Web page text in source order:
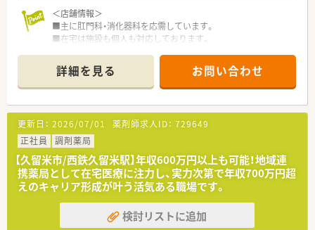
＜学べる研修制度＞
■外来がん認定薬剤師や漢方専門薬剤師も在籍しています。
■外来がん認定、糖尿病や在宅をケアする専門薬剤師を育てるプ
ロジェクトを開始し、勉強会や社内研修、学会参加、病院研修な
ど「ながら研修」で参加が可能です。
■外来がん専門薬剤師2名による薬剤師を鍛える「マッスル研
修」、専属薬剤師による「漢方研修」、各店舗持ち回りで実施する
「専門科目研修」などがあります。
＜店舗情報＞
■主に肛門科・消化器科を応需しています。
■在宅は施設も個人も対応しております。
■処方箋50枚/日を薬剤師2名で対応しており余裕ある体制で
す。
■棚はよく薬が出る順になっております
■バーコードリーダーで読み取ってピッキングする流れです（全
店舗）
＜管理未経験の方も歓迎＞
■管理薬剤師未経験も方も歓迎です。
■教育・サポート体制が整っていますので安心です。
■各種手当が充実しており経験により高年収が可能です。
＜こんな会社です＞
詳細を見る お問い合わせ
更新日： 2026/07/01 薬剤師求人ID： 729649
正社員
調剤薬局
【久留米市/西鉄久留米駅】年収600万円以上も可能！地域連
携薬局として在宅医療に注力し、実力次第で年収700万円超
えのキャリア形成が叶う活気ある職場です。
検討リストに追加